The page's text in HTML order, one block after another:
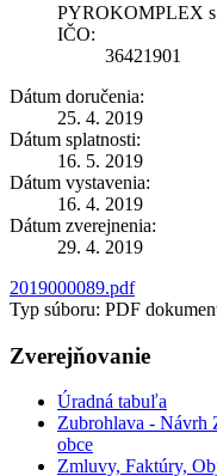
PYROKOMPLEX
IČO:
36421901
Dátum doručenia:
25. 4. 2019
Dátum splatnosti:
16. 5. 2019
Dátum vystavenia:
16. 4. 2019
Dátum zverejnenia:
29. 4. 2019
2019000089.pdf
Typ súboru: PDF
Zverejňovanie
Úradná tabuľa
Zubrohlava - Návrh
obce
Zmluvy, Faktúry,